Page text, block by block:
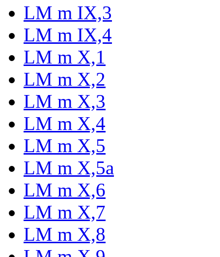
LM m IX,3
LM m IX,4
LM m X,1
LM m X,2
LM m X,3
LM m X,4
LM m X,5
LM m X,5a
LM m X,6
LM m X,7
LM m X,8